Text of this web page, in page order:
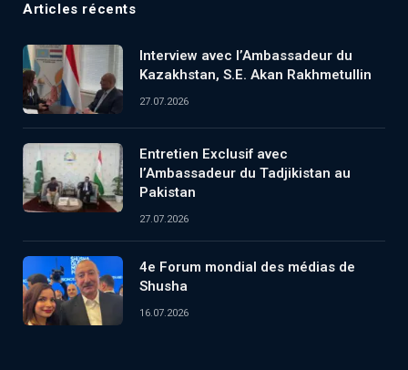
Articles récents
Interview avec l’Ambassadeur du
Kazakhstan, S.E. Akan Rakhmetullin
27.07.2026
Entretien Exclusif avec
l’Ambassadeur du Tadjikistan au
Pakistan
27.07.2026
4e Forum mondial des médias de
Shusha
16.07.2026